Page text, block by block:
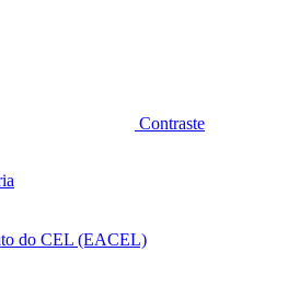
Contraste
do CEL (EACEL)